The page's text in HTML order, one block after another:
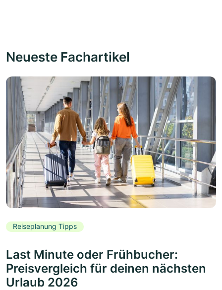
Neueste Fachartikel
Reiseplanung Tipps
Last Minute oder Frühbucher:
Preisvergleich für deinen nächsten
Urlaub 2026